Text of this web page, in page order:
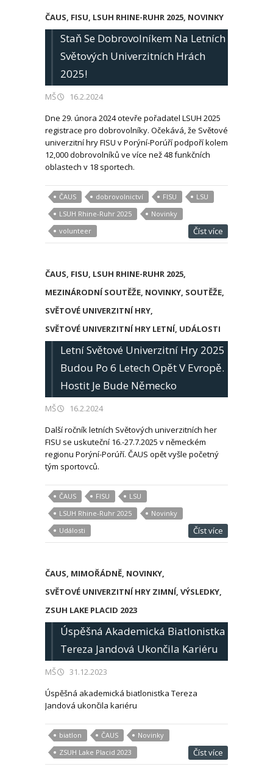
ČAUS, FISU, LSUH RHINE-RUHR 2025, NOVINKY
Staň Se Dobrovolníkem Na Letních
Světových Univerzitních Hrách
2025!
MŠ
16.2.2024
Dne 29. února 2024 otevře pořadatel LSUH 2025
registrace pro dobrovolníky. Očekává, že Světové
univerzitní hry FISU v Porýní-Porúří podpoří kolem
12,000 dobrovolníků ve více než 48 funkčních
oblastech v 18 sportech.
ČAUS dobrovolnictví FISU
LSU
LSUH Rhine-Ruhr 2025
Novinky
volunteer
Číst více
ČAUS, FISU, LSUH RHINE-RUHR 2025,
MEZINÁRODNÍ SOUTĚŽE, NOVINKY, SOUTĚŽE,
SVĚTOVÉ UNIVERZITNÍ HRY,
SVĚTOVÉ UNIVERZITNÍ HRY LETNÍ, UDÁLOSTI
Letní Světové Univerzitní Hry 2025
Budou Po 6 Letech Opět V Evropě.
Hostit Je Bude Německo
MŠ
16.2.2024
Další ročník letních Světových univerzitních her
FISU se uskuteční 16.-27.7.2025 v německém
regionu Porýní-Porúří. ČAUS opět vyšle početný
tým sportovců.
ČAUS FISU
LSU
LSUH Rhine-Ruhr 2025
Novinky
Události
Číst více
ČAUS, MIMOŘÁDNĚ, NOVINKY,
SVĚTOVÉ UNIVERZITNÍ HRY ZIMNÍ, VÝSLEDKY,
ZSUH LAKE PLACID 2023
Úspěšná Akademická Biatlonistka
Tereza Jandová Ukončila Kariéru
MŠ
31.12.2023
Úspěšná akademická biatlonistka Tereza
Jandová ukončila kariéru
biatlon ČAUS
Novinky
ZSUH Lake Placid 2023
Číst více